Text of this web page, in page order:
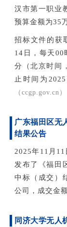
汉市第一职业
预算金额为35
招标文件的获
14日，每天00
分（北京时间
止时间为
（ccgp.gov.cn）
广东福田区无
结果公告
2025年11月
发布了《福田
中标（成交）
公司，成交金
同济大学无人